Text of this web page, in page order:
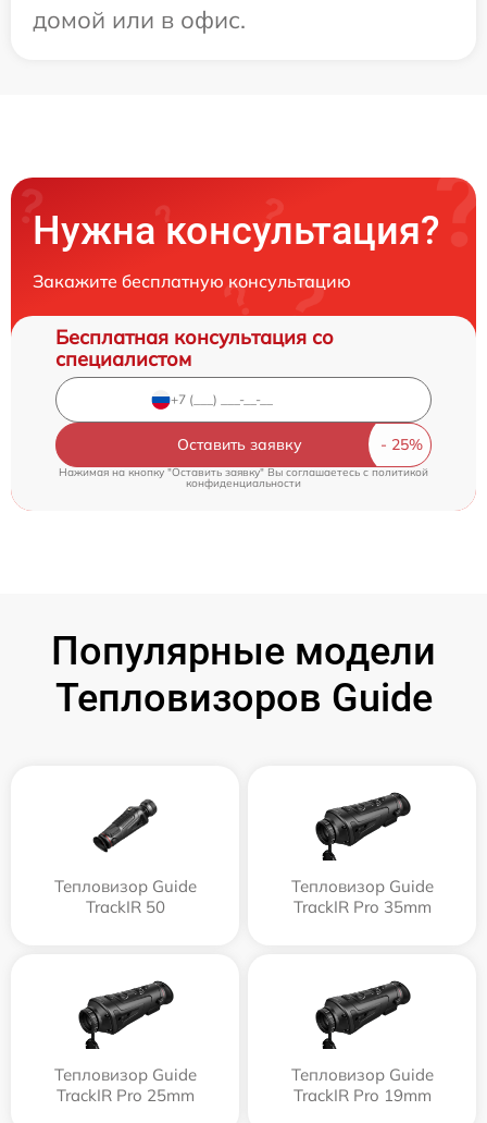
домой или в офис.
Нужна консультация?
Закажите бесплатную консультацию
Бесплатная консультация со
специалистом
Оставить заявку
Нажимая на кнопку "Оставить заявку" Вы соглашаетесь cполитикой
конфиденциальности
Популярные модели
Тепловизоров Guide
Тепловизор Guide
TrackIR 50
Тепловизор Guide
TrackIR Pro 35mm
Тепловизор Guide
TrackIR Pro 25mm
Тепловизор Guide
TrackIR Pro 19mm